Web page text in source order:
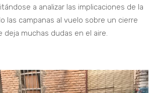
a analizar las implicaciones de la
las campanas al vuelo sobre un cierre
deja muchas dudas en el aire.